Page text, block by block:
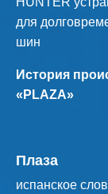
для
шин
История
«PLAZA»
Плаза
испанское